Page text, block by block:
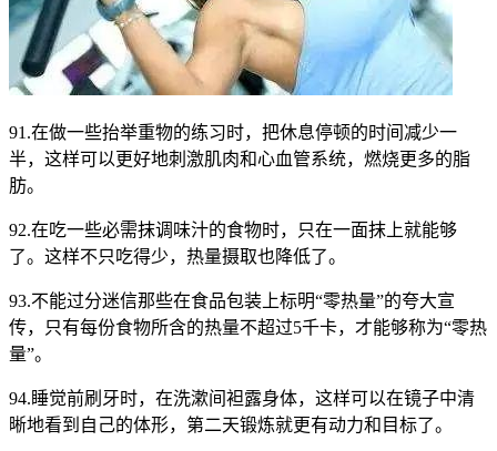
91.在做一些抬举重物的练习时，把休息停顿的时间减少一
半，这样可以更好地刺激肌肉和心血管系统，燃烧更多的脂
肪。
92.在吃一些必需抹调味汁的食物时，只在一面抹上就能够
了。这样不只吃得少，热量摄取也降低了。
93.不能过分迷信那些在食品包装上标明“零热量”的夸大宣
传，只有每份食物所含的热量不超过5千卡，才能够称为“零热
量”。
94.睡觉前刷牙时，在洗漱间袒露身体，这样可以在镜子中清
晰地看到自己的体形，第二天锻炼就更有动力和目标了。